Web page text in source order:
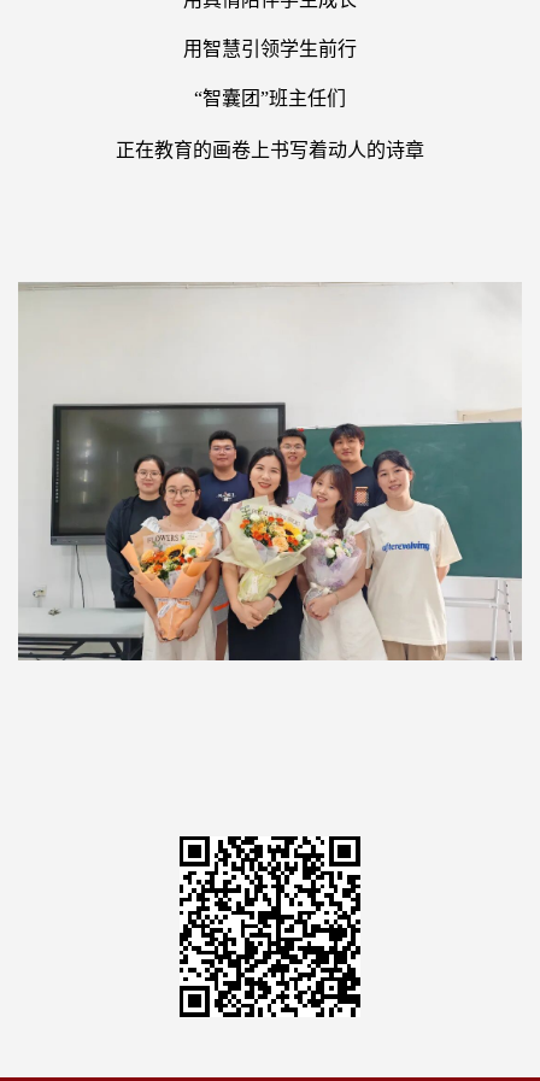
用智慧引领学生前行
“智囊团”班主任们
正在教育的画卷上书写着动人的诗章